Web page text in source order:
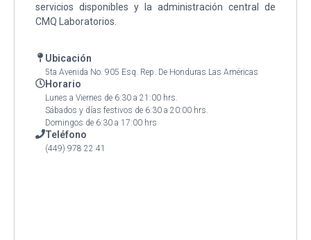
servicios disponibles y la administración central de
CMQ Laboratorios.
Ubicación
5ta Avenida No. 905 Esq. Rep. De Honduras Las Américas
Horario
Lunes a Viernes de 6:30 a 21:00 hrs.
Sábados y días festivos de 6:30 a 20:00 hrs.
Domingos de 6:30 a 17:00 hrs
Teléfono
(449) 978 22 41